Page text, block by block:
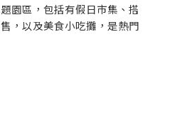
園區，包括有假日市集、搭
，以及美食小吃攤，是熱門